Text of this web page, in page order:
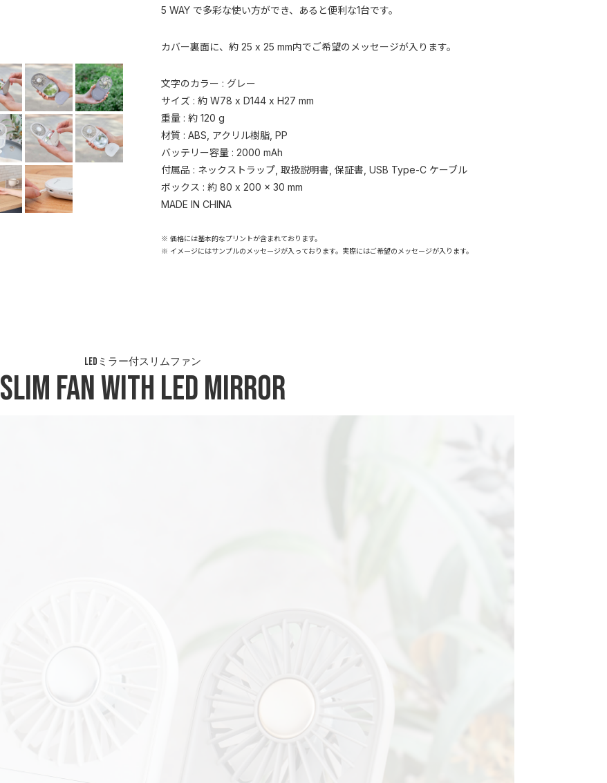
5 WAY で多彩な使い方ができ、あると便利な1台です。
カバー裏面に、約 25 x 25 mm内でご希望のメッセージが入ります。
文字のカラー : グレー
サイズ : 約 W78 x D144 x H27 mm
重量 : 約 120 g
材質 : ABS, アクリル樹脂, PP
バッテリー容量 : 2000 mAh
付属品 : ネックストラップ, 取扱説明書, 保証書, USB Type-C ケーブル
ボックス : 約 80 x 200 x 30 mm
MADE IN CHINA
※ 価格には基本的なプリントが含まれております。
※ イメージにはサンプルのメッセージが入っております。実際にはご希望のメッセージが入ります。
Slim Fan with LED Mirror
LEDミラー付スリムファン